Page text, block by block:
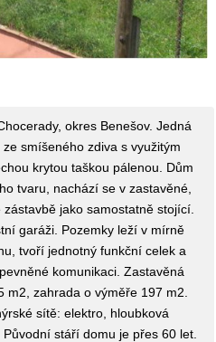
okres Benešov. Jedná
smíšeného zdiva s využitým
krytou taškou pálenou. Dům
tvaru, nachází se v zastavěné,
jako samostatně stojící.
garáži. Pozemky leží v mírně
tvoří jednotný funkční celek a
komunikaci. Zastavěná
m2, zahrada o výměře 197 m2.
sítě: elektro, hloubková
stáří domu je přes 60 let.